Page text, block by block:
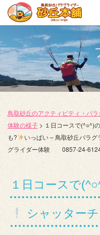
鳥取砂丘のアクティビティ・パ
体験の様子 > １日コースで(^○^)
も?
いっぱい – 鳥取砂丘パラ
グライダー体験 0857-24-
１日コースで
シャッター